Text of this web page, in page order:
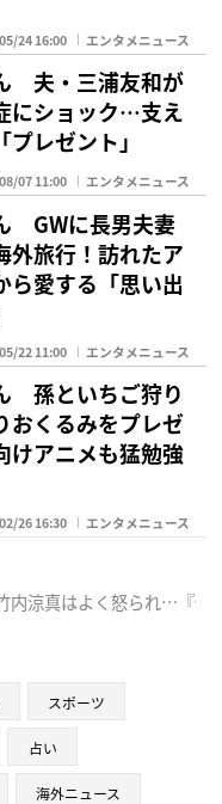
24 16:00 エンタメニュース
夫・三浦友和が
にショック…支え
レゼント」
07 11:00 エンタメニュース
GWに長男夫妻
外旅行！訪れたア
ら愛する「思い出
22 11:00 エンタメニュース
孫といちご狩り
くるみをプレゼ
けアニメも猛勉強
26 16:30 エンタメニュース
内涼真はよく怒られ…『仮
スポーツ
占い
海外ニュース